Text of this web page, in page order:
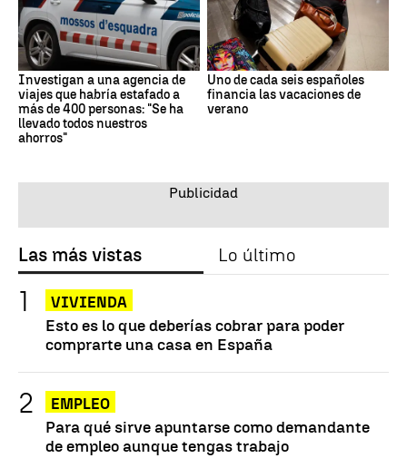
Investigan a una agencia de
viajes que habría estafado a
más de 400 personas: "Se ha
llevado todos nuestros
ahorros"
Uno de cada seis españoles
financia las vacaciones de
verano
Las más vistas Lo último
VIVIENDA
Esto es lo que deberías cobrar para poder
comprarte una casa en España
EMPLEO
Para qué sirve apuntarse como demandante
de empleo aunque tengas trabajo